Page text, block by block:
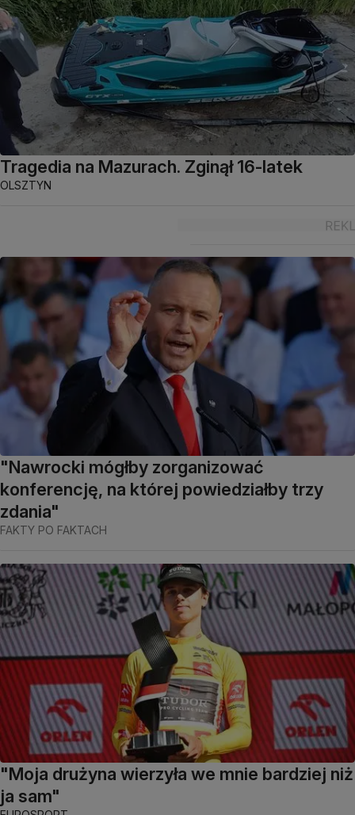
Tragedia na Mazurach. Zginął 16-latek
OLSZTYN
"Nawrocki mógłby zorganizować
konferencję, na której powiedziałby trzy
zdania"
FAKTY PO FAKTACH
"Moja drużyna wierzyła we mnie bardziej niż
ja sam"